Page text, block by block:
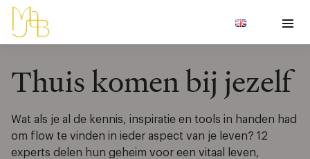
Thuis komen bij jezelf
Wat als je al de kennis, inspiratie en tools in handen had
om flow te vinden in ieder aspect van je leven? 12
experts delen hun geheim voor een vitaal leven,